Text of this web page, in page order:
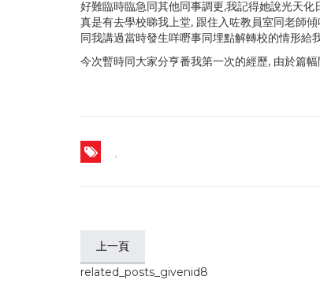
好難臨時臨急同其他同事調更,我記得她說光天
真是有去學校睇我上堂, 跟住入咗教員室同老師
同我講過當時發生咩嘢事同埋點解轉校的情形給我
今次暫時同大家分亨番我第一次的經歷, 由於篇
,
上一頁
related_posts_givenid8